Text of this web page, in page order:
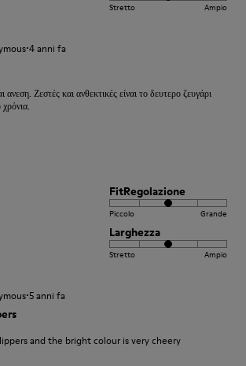
Stretto Ampio
·4 anni fa
ανεση. Ζεστές και ανθεκτικές είναι το δευτερο ζευγάρι
FitRegolazione
Piccolo Grande
Larghezza
Stretto Ampio
·5 anni fa
and the bright colour is very cheery